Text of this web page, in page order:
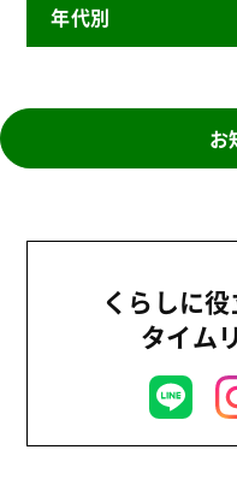
ニュースリリース
商品
地域コミュニティ
平和と国際連帯
お米の出前授業
いなぎめぐみの里山
年代別
2024年
2021年
お
くらしに
タイム